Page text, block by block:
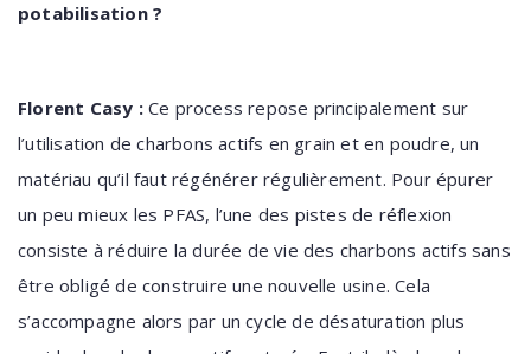
potabilisation ?
Florent Casy :Ce process repose principalement sur
l’utilisation de charbons actifs en grain et en poudre, un
matériau qu’il faut régénérer régulièrement. Pour épurer
un peu mieux les PFAS, l’une des pistes de réflexion
consiste à réduire la durée de vie des charbons actifs sans
être obligé de construire une nouvelle usine. Cela
s’accompagne alors par un cycle de désaturation plus